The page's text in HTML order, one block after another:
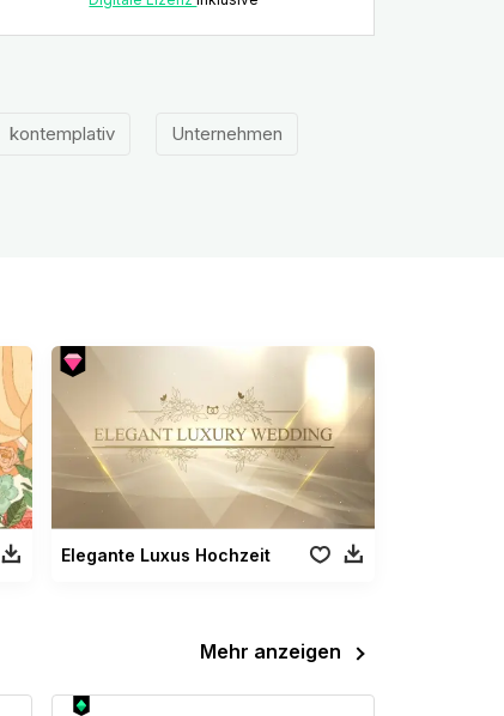
kontemplativ Unternehmen
Elegante Luxus Hochzeit
Mehr anzeigen